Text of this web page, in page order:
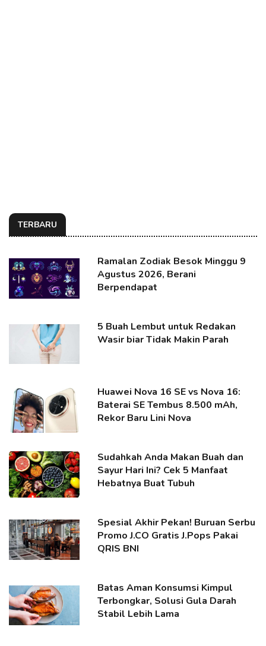
TERBARU
Ramalan Zodiak Besok Minggu 9
Agustus 2026, Berani
Berpendapat
5 Buah Lembut untuk Redakan
Wasir biar Tidak Makin Parah
Huawei Nova 16 SE vs Nova 16:
Baterai SE Tembus 8.500 mAh,
Rekor Baru Lini Nova
Sudahkah Anda Makan Buah dan
Sayur Hari Ini? Cek 5 Manfaat
Hebatnya Buat Tubuh
Spesial Akhir Pekan! Buruan Serbu
Promo J.CO Gratis J.Pops Pakai
QRIS BNI
Batas Aman Konsumsi Kimpul
Terbongkar, Solusi Gula Darah
Stabil Lebih Lama